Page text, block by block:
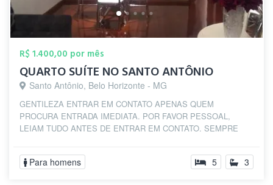
R$ 1.400,00 por mês
QUARTO SUÍTE NO SANTO ANTÔNIO
Santo Antônio, Belo Horizonte - MG
GENTILEZA ENTRAR EM CONTATO APENAS QUEM
PROCURA ENTRADA IMEDIATA. POR FAVOR PESSOAL,
LEIAM TUDO ANTES DE ENTRAR EM CONTATO. SEMPRE
Para homens 5 3